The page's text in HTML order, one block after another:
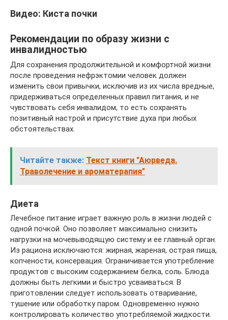
Видео: Киста почки
Рекомендации по образу жизни с
инвалидностью
Для сохранения продолжительной и комфортной жизни
после проведения нефрэктомии человек должен
изменить свои привычки, исключив из их числа вредные,
придерживаться определенных правил питания, и не
чувствовать себя инвалидом, то есть сохранять
позитивный настрой и присутствие духа при любых
обстоятельствах.
Читайте также: Текст книги "Аюрведа.
Траволечение и ароматерапия"
Диета
Лечебное питание играет важную роль в жизни людей с
одной почкой. Оно позволяет максимально снизить
нагрузки на мочевыводящую систему и ее главный орган.
Из рациона исключаются: жирная, жареная, острая пища,
копчености, консервация. Ограничивается употребление
продуктов с высоким содержанием белка, соль. Блюда
должны быть легкими и быстро усваиваться. В
приготовлении следует использовать отваривание,
тушение или обработку паром. Одновременно нужно
контролировать количество употребляемой жидкости.